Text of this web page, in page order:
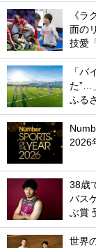
《ラ
面の
技愛
「バ
た”…
ふる
2026
38歳
バス
ぶ賞
世界